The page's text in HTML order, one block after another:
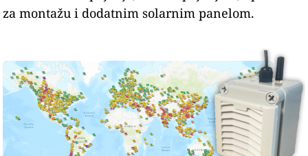
za montažu i dodatnim solarnim panelom.